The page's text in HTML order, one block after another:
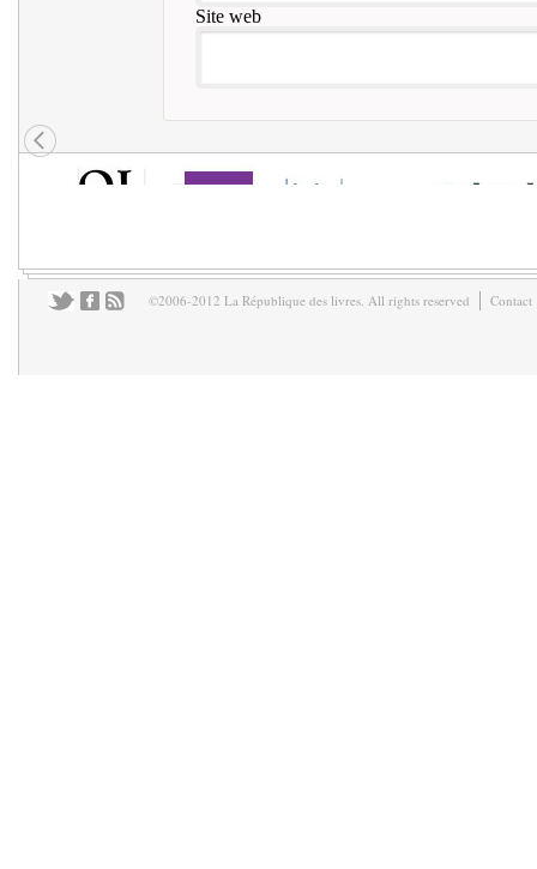
Site web
©2006-2012 La République des livres. All rights reserved Contact